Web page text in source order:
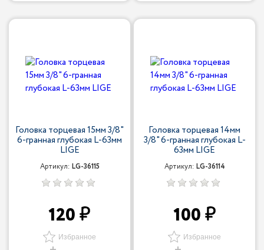
Головка торцевая 15мм 3/8"
6-гранная глубокая L-63мм
LIGE
Артикул: LG-36115
120
Избранное
Головка торцевая 14мм
3/8" 6-гранная глубокая L-
63мм LIGE
Артикул: LG-36114
100
Избранное